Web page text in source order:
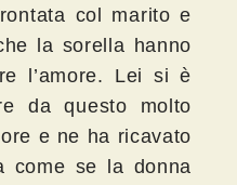
col marito e
la sorella hanno
l’amore. Lei si è
da questo molto
e ne ha ricavato
come se la donna